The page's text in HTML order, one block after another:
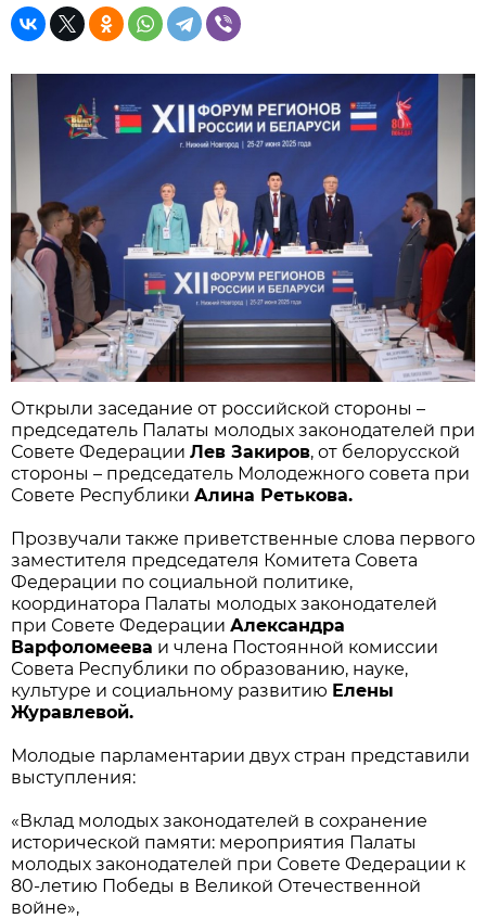
Открыли заседание от российской стороны –
председатель Палаты молодых законодателей при
Совете Федерации Лев Закиров, от белорусской
стороны – председатель Молодежного совета при
Совете Республики Алина Ретькова.
Прозвучали также приветственные слова первого
заместителя председателя Комитета Совета
Федерации по социальной политике,
координатора Палаты молодых законодателей
при Совете Федерации Александра
Варфоломеева и члена Постоянной комиссии
Совета Республики по образованию, науке,
культуре и социальному развитию Елены
Журавлевой.
Молодые парламентарии двух стран представили
выступления:
«Вклад молодых законодателей в сохранение
исторической памяти: мероприятия Палаты
молодых законодателей при Совете Федерации к
80-летию Победы в Великой Отечественной
войне»,